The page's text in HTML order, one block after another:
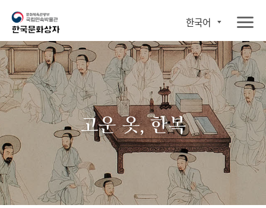
한국어
고운 옷, 한복